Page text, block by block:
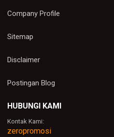
Company Profile
Sitemap
Disclaimer
Postingan Blog
HUBUNGI KAMI
Kontak Kami:
zeropromosi